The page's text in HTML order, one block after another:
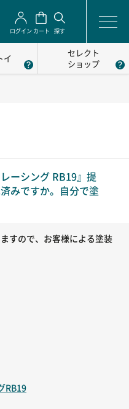
ログイン カート 探す
イ
セレクト
ショップ
ーシング RB19』提
みですか。自分で塗
すので、お客様による塗装
RB19